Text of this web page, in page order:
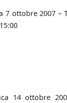
7 ottobre 2007 –
14 ottobre